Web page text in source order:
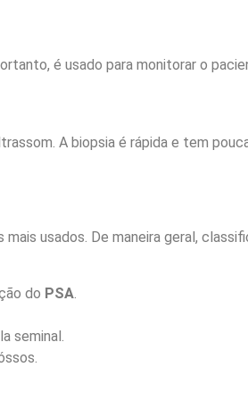
é usado para monitorar o
A biopsia é rápida e tem
usados. De maneira geral,
do PSA
seminal.